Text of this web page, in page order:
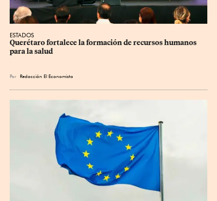
ESTADOS
Querétaro fortalece la formación de recursos humanos
para la salud
Por Redacción El Economista